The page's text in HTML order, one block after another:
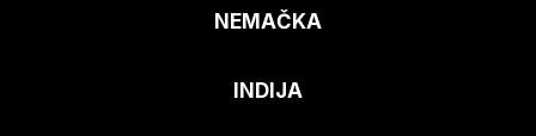
NEMAČKA
INDIJA